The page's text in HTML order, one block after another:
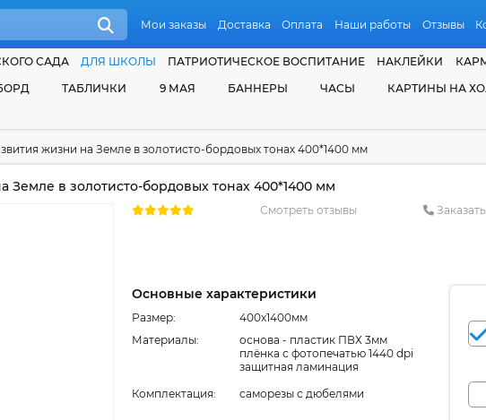
Мои заказы Доставка Оплата Наши работы Отзывы
САДА ДЛЯ ШКОЛЫ ПАТРИОТИЧЕСКОЕ ВОСПИТАНИЕ НАКЛЕЙКИ
ТАБЛИЧКИ 9 МАЯ БАННЕРЫ ЧАСЫ КАРТИНЫ НА
жизни на Земле в золотисто-бордовых тонах 400*1400 мм
Земле в золотисто-бордовых тонах 400*1400 мм
Смотреть отзывы
Основные характеристики
Размер:
400x1400мм
Материалы:
основа - пластик ПВХ 3мм
плёнка с фотопечатью 1440 dpi
защитная ламинация
Комплектация:
cаморезы с дюбелями